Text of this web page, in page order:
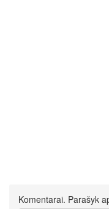
Komentarai. Parašyk